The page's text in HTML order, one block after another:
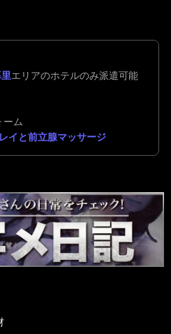
エリアのホテルのみ派遣可能
ーム
イと前立腺マッサージ